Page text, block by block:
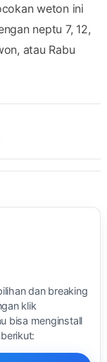
weton ini
neptu 7, 12,
atau Rabu
dan breaking
klik
bisa menginstall